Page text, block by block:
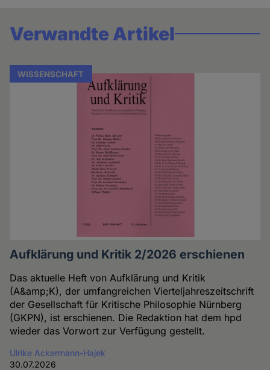
Verwandte Artikel
WISSENSCHAFT
Aufklärung und Kritik 2/2026 erschienen
Das aktuelle Heft von Aufklärung und Kritik
(A&amp;K), der umfangreichen Vierteljahreszeitschrift
der Gesellschaft für Kritische Philosophie Nürnberg
(GKPN), ist erschienen. Die Redaktion hat dem hpd
wieder das Vorwort zur Verfügung gestellt.
Ulrike Ackermann-Hajek
30.07.2026